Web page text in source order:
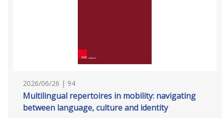
2026/06/26 | 94
Multilingual repertoires in mobility: navigating
between language, culture and identity